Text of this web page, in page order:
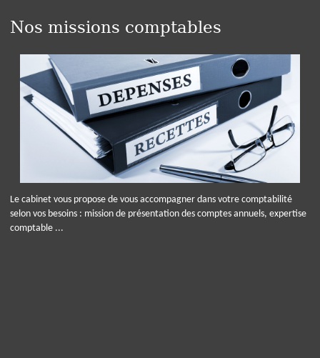
Nos missions comptables
Le cabinet vous propose de vous accompagner dans votre comptabilité
selon vos besoins : mission de présentation des comptes annuels, expertise
comptable ...